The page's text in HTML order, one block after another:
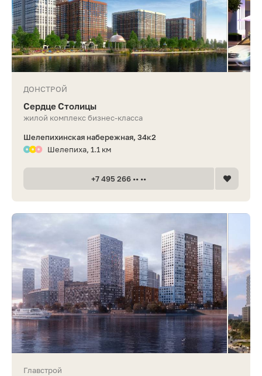
ДОНСТРОЙ
Сердце Столицы
жилой комплекс бизнес-класса
Шелепихинская набережная, 34к2
Шелепиха, 1.1 км
+7 495 266 •• ••
Главстрой